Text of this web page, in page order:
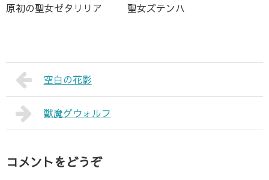
原初の聖女ゼタリリア 聖女ズテンハ
空白の花影
獣魔グウォルフ
コメントをどうぞ